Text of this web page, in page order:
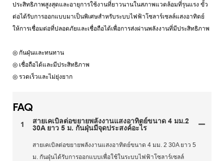
ประสิทธิภาพสูงสุดและอายุการใช้งานที่ยาวนานในสภาพแวดล้อมที่รุนแรง ขั้ว
ต่อได้รับการออกแบบมาเป็นพิเศษสำหรับระบบไฟฟ้าโซลาร์เซลล์แสงอาทิตย์
ให้การเชื่อมต่อที่ปลอดภัยและเชื่อถือได้เพื่อการส่งผ่านพลังงานที่มีประสิทธิภาพ
◎ กันฝุ่นและทนทาน
◎ เชื่อถือได้และมีประสิทธิภาพ
◎ รวดเร็วและไม่ยุ่งยาก
FAQ
1
สายเคเบิลต่อขยายพลังงานแสงอาทิตย์ขนาด 4 มม.2
30A ยาว 5 ม. กันฝุ่นมีจุดประสงค์อะไร
สายเคเบิลต่อขยายพลังงานแสงอาทิตย์ขนาด 4 มม. 2 30A ยาว 5
ม. กันฝุ่นได้รับการออกแบบเพื่อใช้ในระบบไฟฟ้าโซลาร์เซลล์